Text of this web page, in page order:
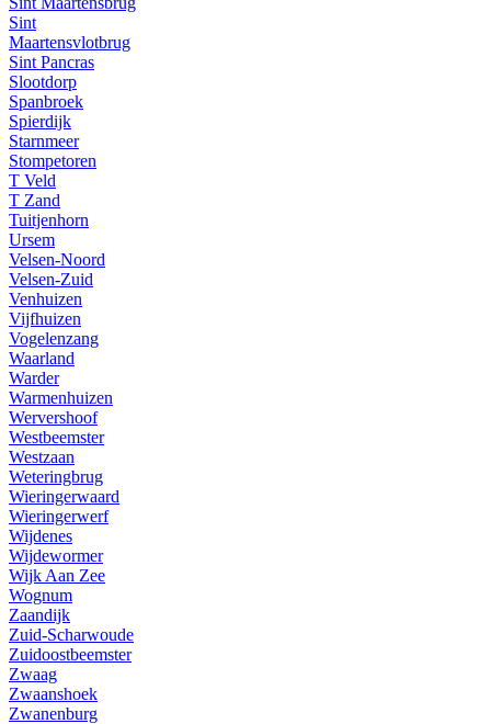
Sint
Maartensvlotbrug
Sint Pancras
Slootdorp
Spanbroek
Spierdijk
Starnmeer
Stompetoren
T Veld
T Zand
Tuitjenhorn
Ursem
Velsen-Noord
Velsen-Zuid
Venhuizen
Vijfhuizen
Vogelenzang
Waarland
Warder
Warmenhuizen
Wervershoof
Westbeemster
Westzaan
Weteringbrug
Wieringerwaard
Wieringerwerf
Wijdenes
Wijdewormer
Wijk Aan Zee
Wognum
Zaandijk
Zuid-Scharwoude
Zuidoostbeemster
Zwaag
Zwaanshoek
Zwanenburg